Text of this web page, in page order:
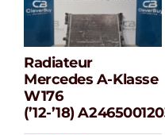
Radiateur
Mercedes A-
klasse W176
(’12-’18)
Radiateur
Mercedes A-Klasse
W176
(’12-’18)